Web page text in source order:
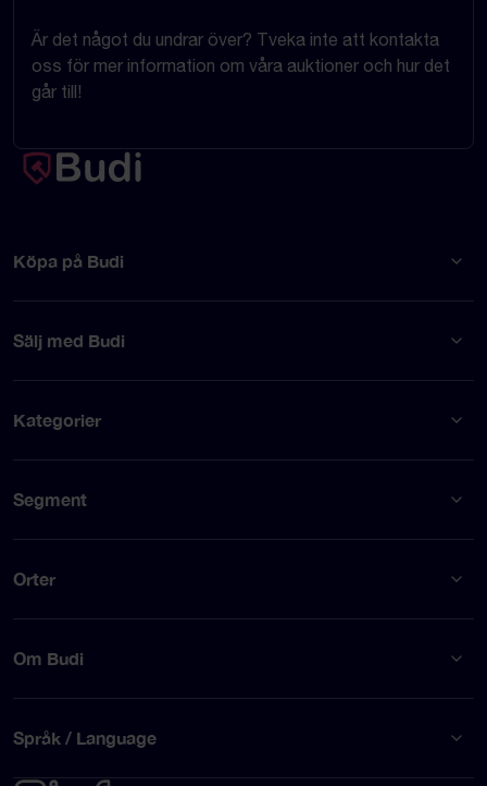
Är det något du undrar över? Tveka inte att kontakta
oss för mer information om våra auktioner och hur det
går till!
Köpa på Budi
Sälj med Budi
Kategorier
Segment
Orter
Om Budi
Språk / Language